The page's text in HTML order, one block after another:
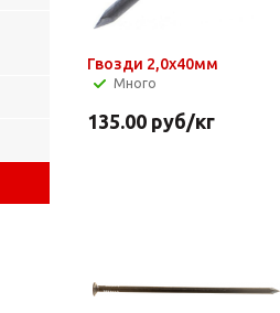
Гвозди 2,0х40мм
Много
135.00 руб/кг